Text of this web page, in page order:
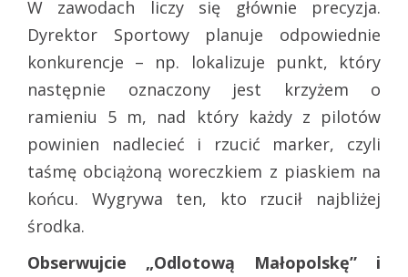
W zawodach liczy się głównie precyzja.
Dyrektor Sportowy planuje odpowiednie
konkurencje – np. lokalizuje punkt, który
następnie oznaczony jest krzyżem o
ramieniu 5 m, nad który każdy z pilotów
powinien nadlecieć i rzucić marker, czyli
taśmę obciążoną woreczkiem z piaskiem na
końcu. Wygrywa ten, kto rzucił najbliżej
środka.
Obserwujcie „Odlotową Małopolskę” i